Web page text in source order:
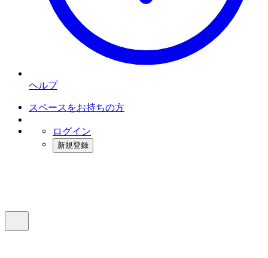
ヘルプ
スペースをお持ちの方
ログイン
新規登録